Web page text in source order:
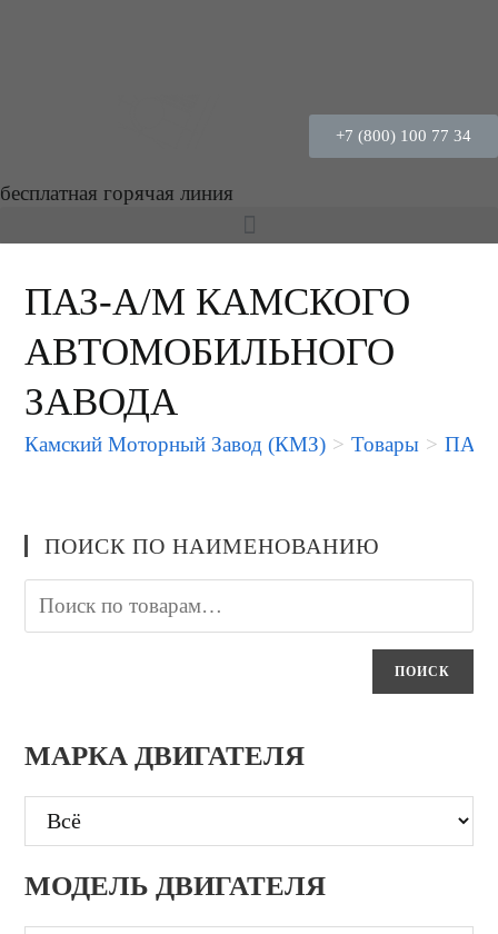
+7 (800) 100 77 34
бесплатная горячая линия
ПАЗ-А/М КАМСКОГО
АВТОМОБИЛЬНОГО
ЗАВОДА
Камский Моторный Завод (КМЗ) > Товары >
ПОИСК ПО НАИМЕНОВАНИЮ
ПОИСК
МАРКА ДВИГАТЕЛЯ
МОДЕЛЬ ДВИГАТЕЛЯ